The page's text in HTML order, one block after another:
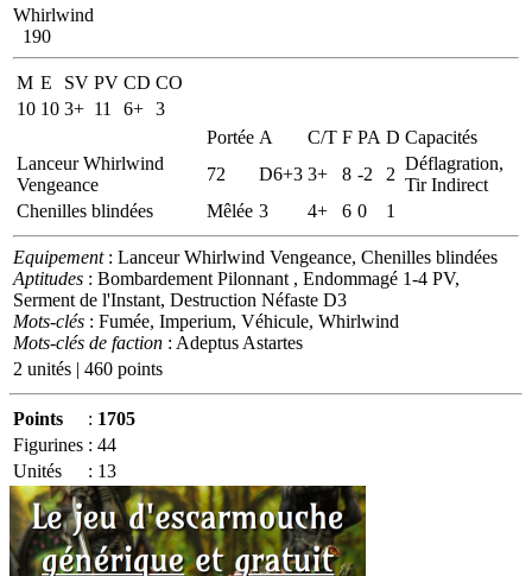
Whirlwind
190
M E SV PV CD CO
10 10 3+ 11 6+ 3
Portée A C/T F PA D Capacités
Lanceur Whirlwind
Vengeance
72 D6+3 3+ 8 -2 2
Déflagration,
Tir Indirect
Chenilles blindées
Mêlée 3 4+ 6 0 1
Equipement: Lanceur Whirlwind Vengeance, Chenilles blindées
Aptitudes : Bombardement Pilonnant , Endommagé 1-4 PV,
Serment de l'Instant, Destruction Néfaste D3
Mots-clés : Fumée, Imperium, Véhicule, Whirlwind
Mots-clés de faction : Adeptus Astartes
2 unités | 460 points
Points : 1705
Figurines : 44
Unités
: 13